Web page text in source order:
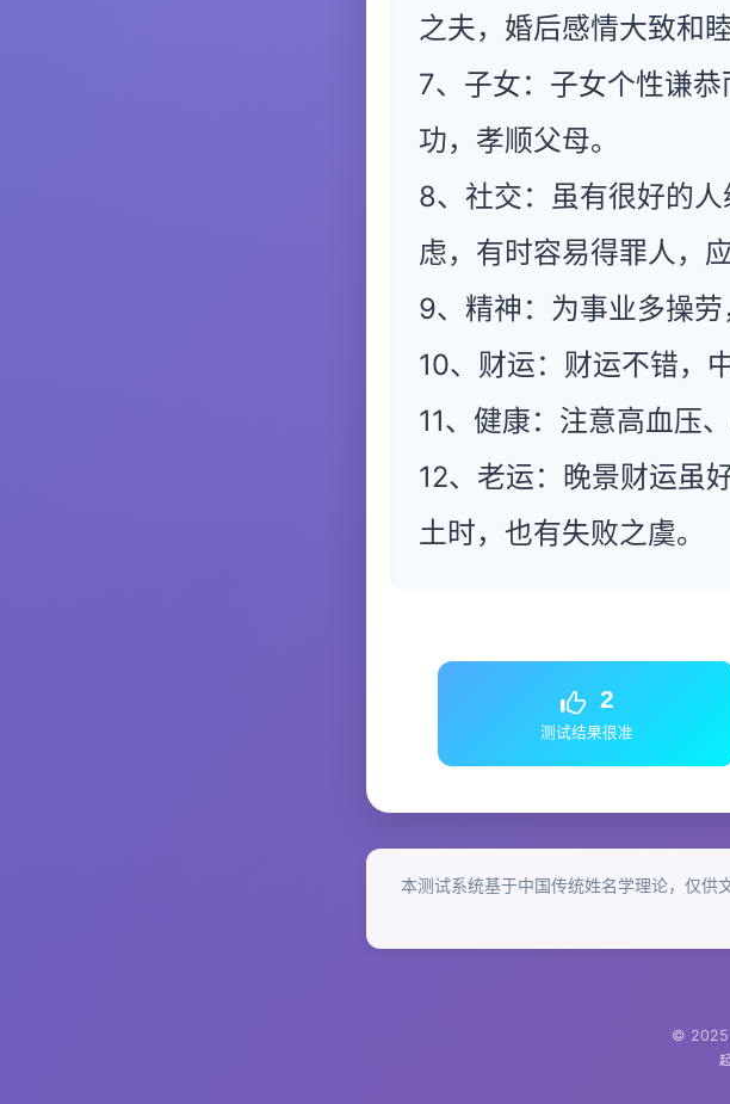
之夫，婚后感情大致和睦
7、子女：子女个性谦
功，孝顺父母。
8、社交：虽有很好的
虑，有时容易得罪人，应
9、精神：为事业多操劳
10、财运：财运不错，
11、健康：注意高血压
12、老运：晚景财运虽
土时，也有失败之虞。
2
测试结果很准
本测试系统基于中国传统姓名学理论，仅供
© 2025